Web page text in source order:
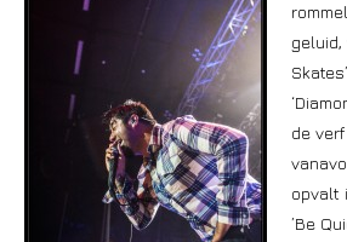
geluid,
de
opvalt
’Be